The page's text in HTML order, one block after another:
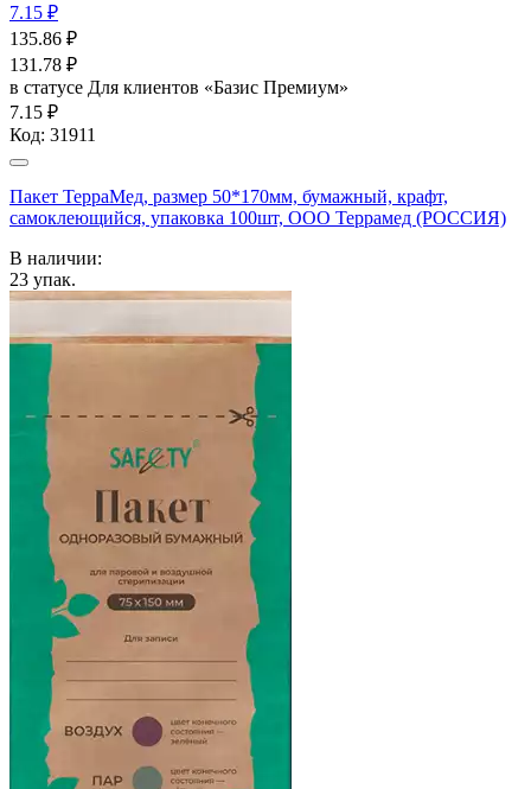
7.15 ₽
135.86 ₽
131.78 ₽
в статусе Для клиентов «Базис Премиум»
7.15 ₽
Код: 31911
Пакет ТерраМед, размер 50*170мм, бумажный, крафт,
самоклеющийся, упаковка 100шт, ООО Террамед (РОССИЯ)
В наличии:
23 упак.